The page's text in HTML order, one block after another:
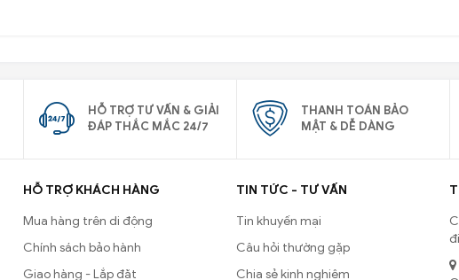
HỖ TRỢ TƯ VẤN & GIẢI
ĐÁP THẮC MẮC 24/7
THANH TOÁN BẢO
MẬT & DỄ DÀNG
HỖ TRỢ KHÁCH HÀNG
Mua hàng trên di động
Chính sách bảo hành
Giao hàng - Lắp đặt
TIN TỨC - TƯ VẤN
Tin khuyến mại
Câu hỏi thường gặp
Chia sẻ kinh nghiệm